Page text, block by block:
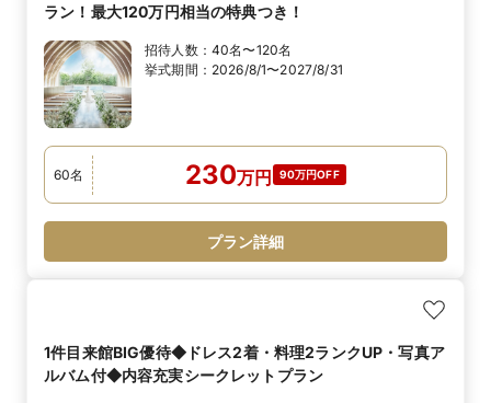
ラン！最大120万円相当の特典つき！
招待人数： 40名〜120名
挙式期間： 2026/8/1〜2027/8/31
60名 230万円 90万円OFF
プラン詳細
1件目来館BIG優待◆ドレス2着・料理2ランクUP・写真ア
ルバム付◆内容充実シークレットプラン